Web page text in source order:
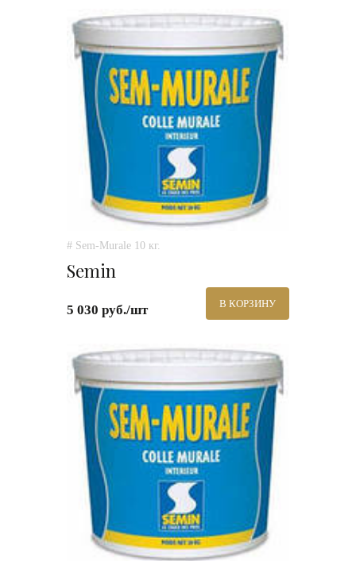
# Sem-Murale 10 кг.
Semin
5 030 руб./шт В КОРЗИНУ